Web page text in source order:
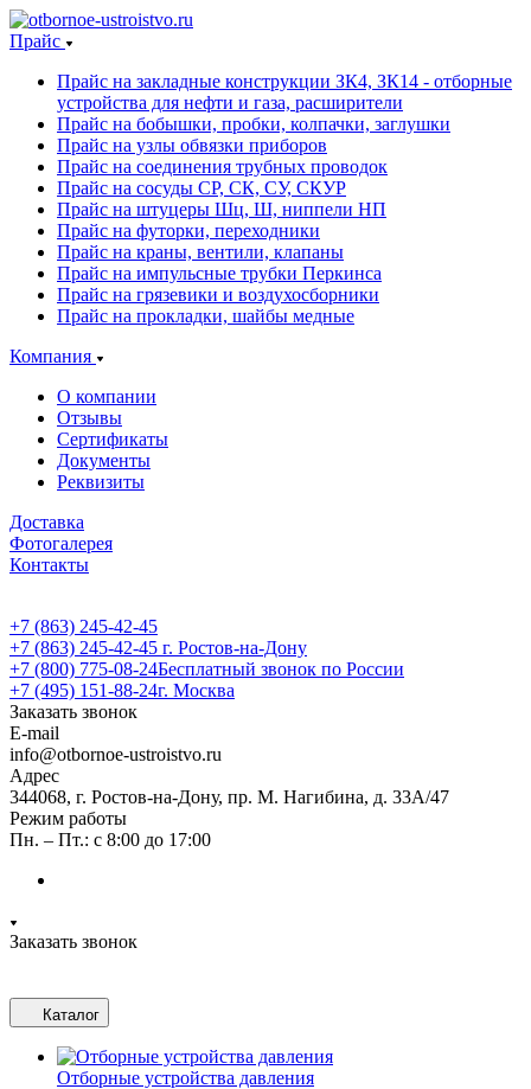
Прайс
Прайс на закладные конструкции ЗК4, ЗК14 - отборные
устройства для нефти и газа, расширители
Прайс на бобышки, пробки, колпачки, заглушки
Прайс на узлы обвязки приборов
Прайс на соединения трубных проводок
Прайс на сосуды СР, СК, СУ, СКУР
Прайс на штуцеры Шц, Ш, ниппели НП
Прайс на футорки, переходники
Прайс на краны, вентили, клапаны
Прайс на импульсные трубки Перкинса
Прайс на грязевики и воздухосборники
Прайс на прокладки, шайбы медные
Компания
О компании
Отзывы
Сертификаты
Документы
Реквизиты
Доставка
Фотогалерея
Контакты
+7 (863) 245-42-45
+7 (863) 245-42-45 г. Ростов-на-Дону
+7 (800) 775-08-24Бесплатный звонок по России
+7 (495) 151-88-24г. Москва
Заказать звонок
E-mail
info@otbornoe-ustroistvo.ru
Адрес
344068, г. Ростов-на-Дону, пр. М. Нагибина, д. 33А/47
Режим работы
Пн. – Пт.: с 8:00 до 17:00
Заказать звонок
Каталог
Отборные устройства давления